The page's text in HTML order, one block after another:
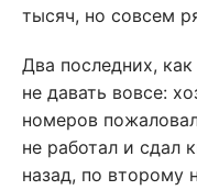
тысяч, но совсем
Два последних,
не давать вовсе:
номеров
не работал и сдал
назад, по второму